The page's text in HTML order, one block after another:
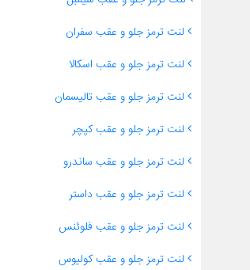
لنت ترمز جلو و عقب سفران
لنت ترمز جلو و عقب اسکالا
لنت ترمز جلو و عقب تالیسمان
لنت ترمز جلو و عقب کپچر
لنت ترمز جلو و عقب ساندرو
لنت ترمز جلو و عقب داستر
لنت ترمز جلو و عقب فلوئنس
لنت ترمز جلو و عقب کولیوس